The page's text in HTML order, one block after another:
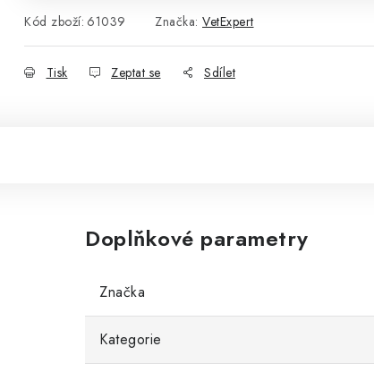
Kód zboží: 61039 Značka: VetExpert
Tisk Zeptat se Sdílet
Doplňkové parametry
Značka
Kategorie